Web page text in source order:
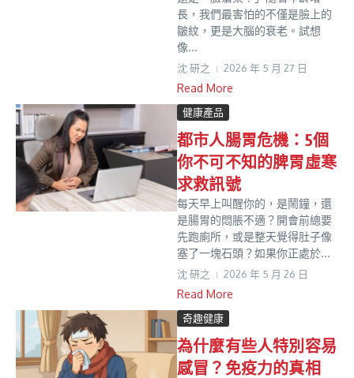
長，我們最害怕的不僅是臉上的
皺紋，更是大腦的衰老。試想
像...
沈 研之 2026 年 5 月 27 日
Read More
健康產品
都市人腸胃危機：5個
你不可不知的脾胃虛寒
求救訊號
每天早上叫醒你的，是鬧鐘，還
是腸胃的悶脹不適？開會前總要
先跑廁所，或是整天覺得肚子像
塞了一塊石頭？如果你正處於...
沈 研之 2026 年 5 月 26 日
Read More
奇趣健康
為什麼有些人特別容易
感冒？免疫力的真相